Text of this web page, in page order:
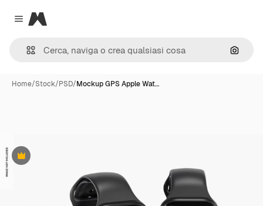
Close menu
Magnific
Cerca
Home/Stock/PSD/Mockup GPS Apple Wat…
Premium